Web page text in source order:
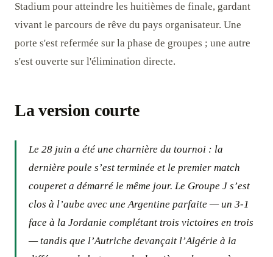
Stadium pour atteindre les huitièmes de finale, gardant
vivant le parcours de rêve du pays organisateur. Une
porte s'est refermée sur la phase de groupes ; une autre
s'est ouverte sur l'élimination directe.
La version courte
Le 28 juin a été une charnière du tournoi : la
dernière poule s’est terminée et le premier match
couperet a démarré le même jour. Le Groupe J s’est
clos à l’aube avec une Argentine parfaite — un 3-1
face à la Jordanie complétant trois victoires en trois
— tandis que l’Autriche devançait l’Algérie à la